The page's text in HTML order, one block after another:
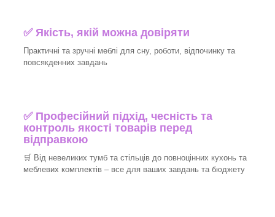
✅ Якість, якій можна довіряти
Практичні та зручні меблі для сну, роботи, відпочинку та
повсякденних завдань
✅ Професійний підхід, чесність та
контроль якості товарів перед
відправкою
🛒 Від невеликих тумб та стільців до повноцінних кухонь та
меблевих комплектів – все для ваших завдань та бюджету